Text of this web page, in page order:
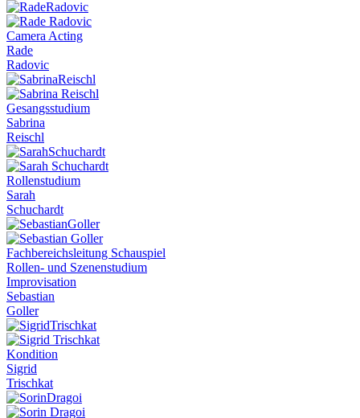
Camera Acting
Rade
Radovic
Gesangsstudium
Sabrina
Reischl
Rollenstudium
Sarah
Schuchardt
Fachbereichsleitung Schauspiel
Rollen- und Szenenstudium
Improvisation
Sebastian
Goller
Kondition
Sigrid
Trischkat